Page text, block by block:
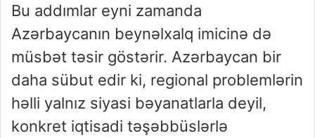
Bu addımlar eyni zamanda
Azərbaycanın beynəlxalq imicinə də
müsbət təsir göstərir. Azərbaycan bir
daha sübut edir ki, regional problemlərin
həlli yalnız siyasi bəyanatlarla deyil,
konkret iqtisadi təşəbbüslərlə